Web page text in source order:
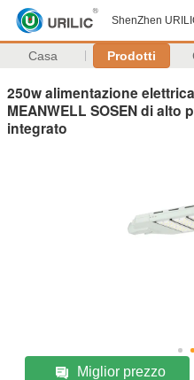
ShenZhen
Casa Prodotti
250w alimentazione
MEANWELL SOSEN di
integrato
Miglior prezzo